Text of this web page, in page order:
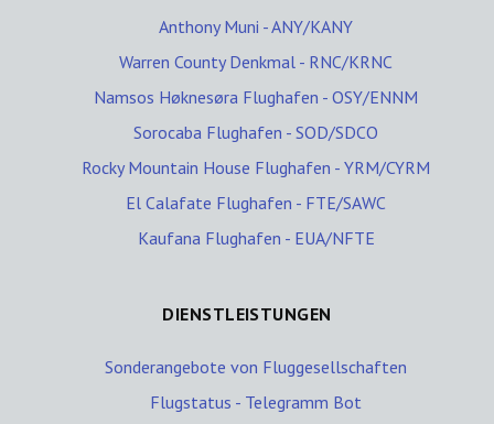
Anthony Muni - ANY/KANY
Warren County Denkmal - RNC/KRNC
Namsos Høknesøra Flughafen - OSY/ENNM
Sorocaba Flughafen - SOD/SDCO
Rocky Mountain House Flughafen - YRM/CYRM
El Calafate Flughafen - FTE/SAWC
Kaufana Flughafen - EUA/NFTE
DIENSTLEISTUNGEN
Sonderangebote von Fluggesellschaften
Flugstatus - Telegramm Bot